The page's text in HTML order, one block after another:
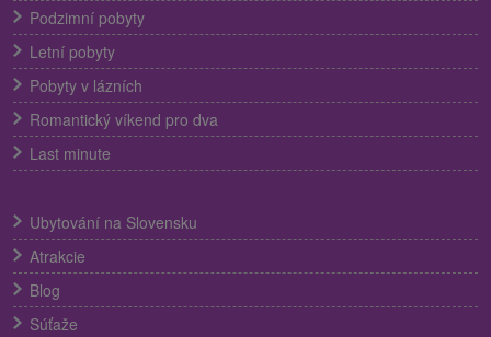
Podzimní pobyty
Letní pobyty
Pobyty v lázních
Romantický víkend pro dva
Last minute
Ubytování na Slovensku
Atrakcie
Blog
Súťaže